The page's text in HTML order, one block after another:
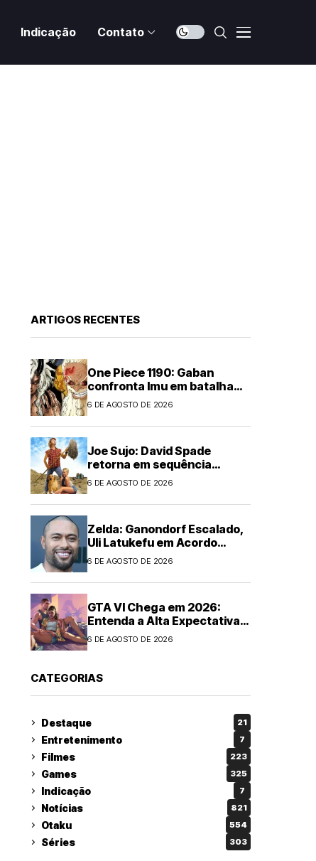
Indicação Contato
ARTIGOS RECENTES
One Piece 1190: Gaban
confronta Imu em batalha
épica
6 DE AGOSTO DE 2026
Joe Sujo: David Spade
retorna em sequência
animada
6 DE AGOSTO DE 2026
Zelda: Ganondorf Escalado,
Uli Latukefu em Acordo
Multi-filmes
6 DE AGOSTO DE 2026
GTA VI Chega em 2026:
Entenda a Alta Expectativa
Global
6 DE AGOSTO DE 2026
CATEGORIAS
Destaque 21
Entretenimento 7
Filmes 223
Games 325
Indicação 7
Notícias 821
Otaku 554
Séries 303